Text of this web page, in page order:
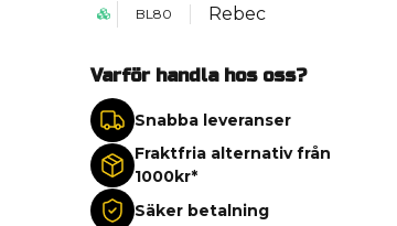
BL80 Rebec
Varför handla hos oss?
Snabba leveranser
Fraktfria alternativ från
1000kr*
Säker betalning